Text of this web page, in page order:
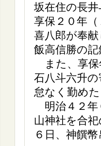
坂在住の長
享保２０年
喜八郎が奉
飯高信勝の
また、享保
石八斗六升
怠なく勤め
明治４２年
山神社を合
６日、神饌